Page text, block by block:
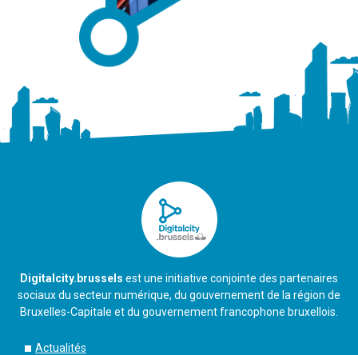
Digitalcity.brussels est une initiative conjointe des partenaires
sociaux du secteur numérique, du gouvernement de la région de
Bruxelles-Capitale et du gouvernement francophone bruxellois.
Actualités